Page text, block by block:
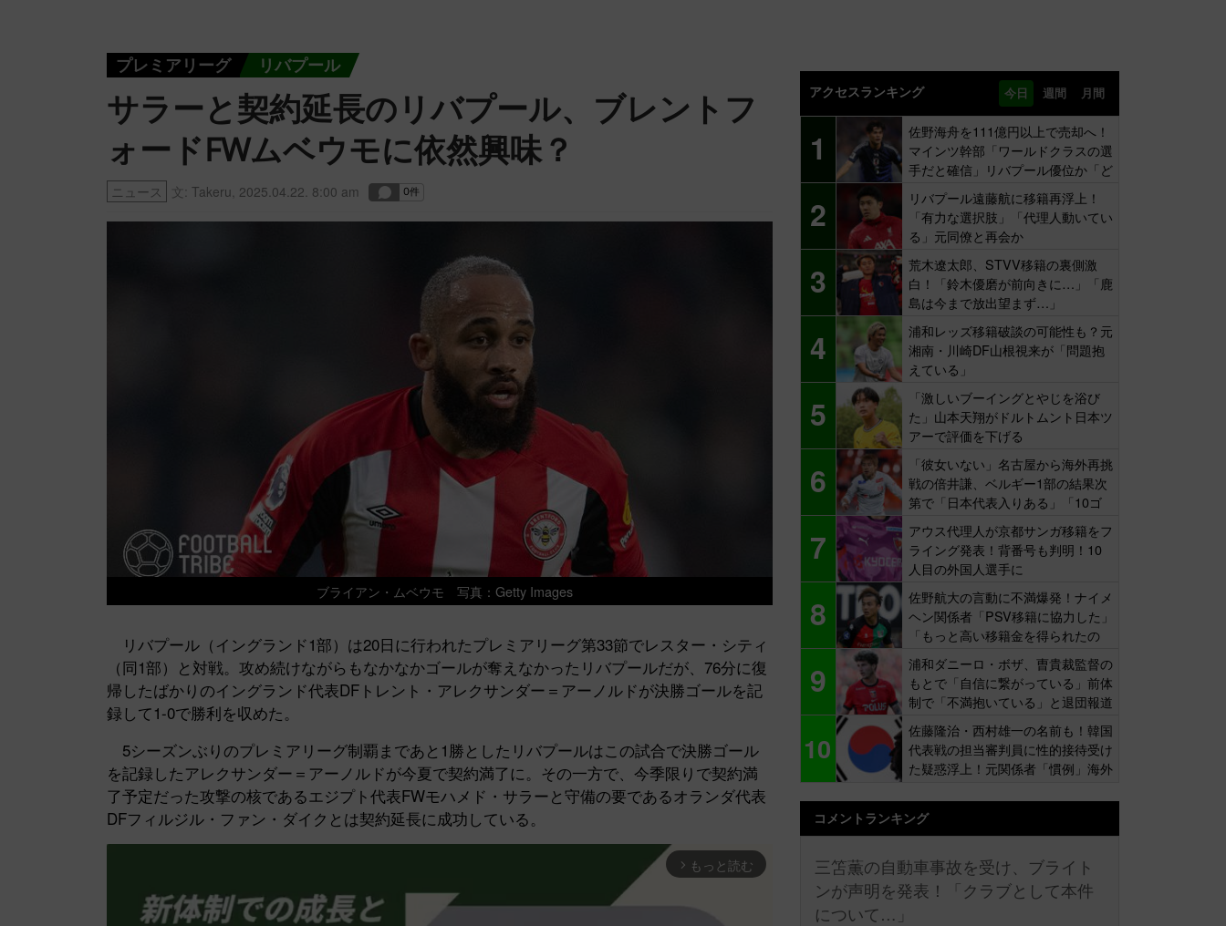
プレミアリーグ リバプール
サラーと契約延長のリバプール、ブレントフ
ォードFWムベウモに依然興味？
ニュース 文: Takeru 2025.04.22. 8:00 am
ブライアン・ムベウモ 写真：Getty Images
リバプール（イングランド1部）は20日に行われたプレミアリーグ第33節でレスター・シティ
（同1部）と対戦。攻め続けながらもなかなかゴールが奪えなかったリバプールだが、76分に復
帰したばかりのイングランド代表DFトレント・アレクサンダー＝アーノルドが決勝ゴールを記
録して1-0で勝利を収めた。
5シーズンぶりのプレミアリーグ制覇まであと1勝としたリバプールはこの試合で決勝ゴール
を記録したアレクサンダー＝アーノルドが今夏で契約満了に。その一方で、今季限りで契約満
了予定だった攻撃の核であるエジプト代表FWモハメド・サラーと守備の要であるオランダ代表
DFフィルジル・ファン・ダイクとは契約延長に成功している。
arrow_forward_ios もっと読む
アクセスランキング 今日 週間 月間
1
佐野海舟を111億円以上で売却へ！
マインツ幹部「ワールドクラスの選
手だと確信」リバプール優位か「ど
ちらかだ」
2
リバプール遠藤航に移籍再浮上！
「有力な選択肢」「代理人動いてい
る」元同僚と再会か
3
荒木遼太郎、STVV移籍の裏側激
白！「鈴木優磨が前向きに…」「鹿
島は今まで放出望まず…」
4
浦和レッズ移籍破談の可能性も？元
湘南・川崎DF山根視来が「問題抱
えている」
5
「激しいブーイングとやじを浴び
た」山本天翔がドルトムント日本ツ
アーで評価を下げる
6
「彼女いない」名古屋から海外再挑
戦の倍井謙、ベルギー1部の結果次
第で「日本代表入りある」「10ゴ
7
アウス代理人が京都サンガ移籍をフ
ライング発表！背番号も判明！10
人目の外国人選手に
8
佐野航大の言動に不満爆発！ナイメ
ヘン関係者「PSV移籍に協力した」
「もっと高い移籍金を得られたの
に…」
9
浦和ダニーロ・ボザ、曺貴裁監督の
もとで「自信に繋がっている」前体
制で「不満抱いている」と退団報道
も…
10
佐藤隆治・西村雄一の名前も！韓国
代表戦の担当審判員に性的接待受け
た疑惑浮上！元関係者「慣例」海外
コメントランキング
三笘薫の自動車事故を受け、ブライト
ンが声明を発表！「クラブとして本件
について…」